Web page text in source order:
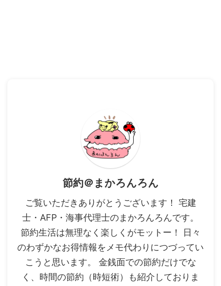
節約＠まかろんろん
ご覧いただきありがとうございます！ 宅建
士・AFP・海事代理士のまかろんろんです。
節約生活は無理なく楽しくがモットー！ 日々
のわずかなお得情報をメモ代わりにつづってい
こうと思います。 金銭面での節約だけでな
く、時間の節約（時短術）も紹介しておりま